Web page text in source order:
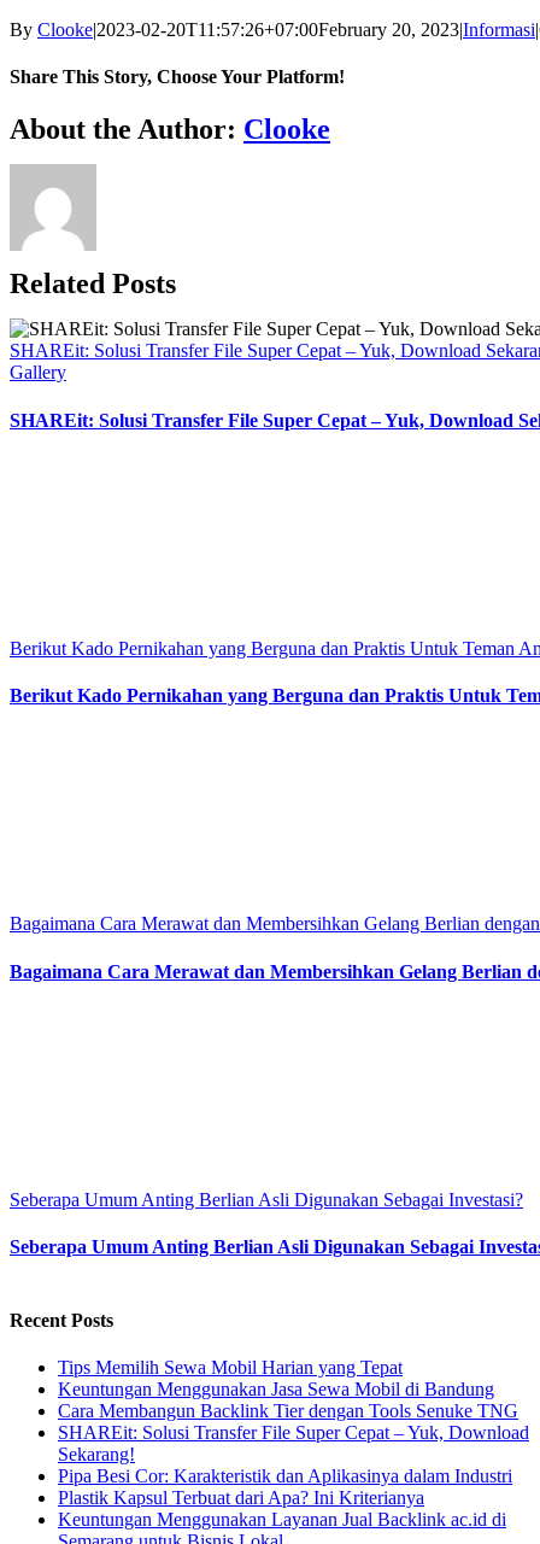
By Clooke|2023-02-20T11:57:26+07:00February 20, 2023|Informasi|
Share This Story, Choose Your Platform!
Facebook
Twitter
Reddit
LinkedIn
WhatsApp
Tumblr
Pinterest
Vk
Xing
Email
About the Author: Clooke
Related Posts
SHAREit: Solusi Transfer File Super Cepat – Yuk, Download
Gallery
SHAREit: Solusi Transfer File Super Cepat – Yuk, Download
Berikut Kado Pernikahan yang Berguna dan Praktis Untuk Teman
Berikut Kado Pernikahan yang Berguna dan Praktis Untuk
Bagaimana Cara Merawat dan Membersihkan Gelang Berlian
Bagaimana Cara Merawat dan Membersihkan Gelang Berlian
Seberapa Umum Anting Berlian Asli Digunakan Sebagai Investasi?
Seberapa Umum Anting Berlian Asli Digunakan Sebagai
Recent Posts
Tips Memilih Sewa Mobil Harian yang Tepat
Keuntungan Menggunakan Jasa Sewa Mobil di Bandung
Cara Membangun Backlink Tier dengan Tools Senuke TNG
SHAREit: Solusi Transfer File Super Cepat – Yuk, Download
Sekarang!
Pipa Besi Cor: Karakteristik dan Aplikasinya dalam Industri
Plastik Kapsul Terbuat dari Apa? Ini Kriterianya
Keuntungan Menggunakan Layanan Jual Backlink ac.id di